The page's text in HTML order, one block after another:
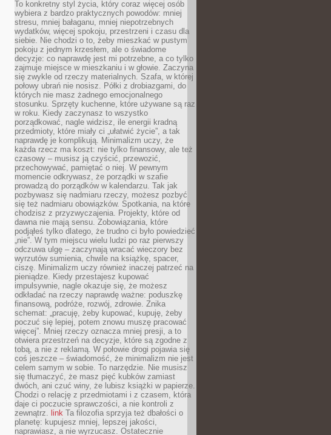
To konkretny styl życia, który coraz więcej osób
wybiera z bardzo praktycznych powodów: mniej
stresu, mniej bałaganu, mniej niepotrzebnych
wydatków, więcej spokoju, przestrzeni i czasu dla
siebie. Nie chodzi o to, żeby mieszkać w pustym
pokoju z jednym krzesłem, ale o świadome
decyzje: co naprawdę jest mi potrzebne, a co tylko
zajmuje miejsce w mieszkaniu i w głowie. Zaczyna
się zwykle od rzeczy materialnych. Szafa, w której
połowy ubrań nie nosisz. Półki z drobiazgami, do
których nie masz żadnego emocjonalnego
stosunku. Sprzęty kuchenne, które używane są raz
w roku. Kiedy zaczynasz to wszystko
porządkować, nagle widzisz, ile energii kradną
przedmioty, które miały ci „ułatwić życie”, a tak
naprawdę je komplikują. Minimalizm uczy, że
każda rzecz ma koszt: nie tylko finansowy, ale też
czasowy – musisz ją czyścić, przewozić,
przechowywać, pamiętać o niej. W pewnym
momencie odkrywasz, że porządki w szafie
prowadzą do porządków w kalendarzu. Tak jak
pozbywasz się nadmiaru rzeczy, możesz pozbyć
się też nadmiaru obowiązków. Spotkania, na które
chodzisz z przyzwyczajenia. Projekty, które od
dawna nie mają sensu. Zobowiązania, które
podjąłeś tylko dlatego, że trudno ci było powiedzieć
„nie”. W tym miejscu wielu ludzi po raz pierwszy
odczuwa ulgę – zaczynają wracać wieczory bez
wyrzutów sumienia, chwile na książkę, spacer,
ciszę. Minimalizm uczy również inaczej patrzeć na
pieniądze. Kiedy przestajesz kupować
impulsywnie, nagle okazuje się, że możesz
odkładać na rzeczy naprawdę ważne: poduszkę
finansową, podróże, rozwój, zdrowie. Znika
schemat: „pracuję, żeby kupować, kupuję, żeby
poczuć się lepiej, potem znowu muszę pracować
więcej”. Mniej rzeczy oznacza mniej presji, a to
otwiera przestrzeń na decyzje, które są zgodne z
tobą, a nie z reklamą. W połowie drogi pojawia się
coś jeszcze – świadomość, że minimalizm nie jest
celem samym w sobie. To narzędzie. Nie musisz
się tłumaczyć, że masz pięć kubków zamiast
dwóch, ani czuć winy, że lubisz książki w papierze.
Chodzi o relację z przedmiotami i z czasem, która
daje ci poczucie sprawczości, a nie kontroli z
zewnątrz. link Ta filozofia sprzyja też dbałości o
planetę: kupujesz mniej, lepszej jakości,
naprawiasz, a nie wyrzucasz. Ostatecznie